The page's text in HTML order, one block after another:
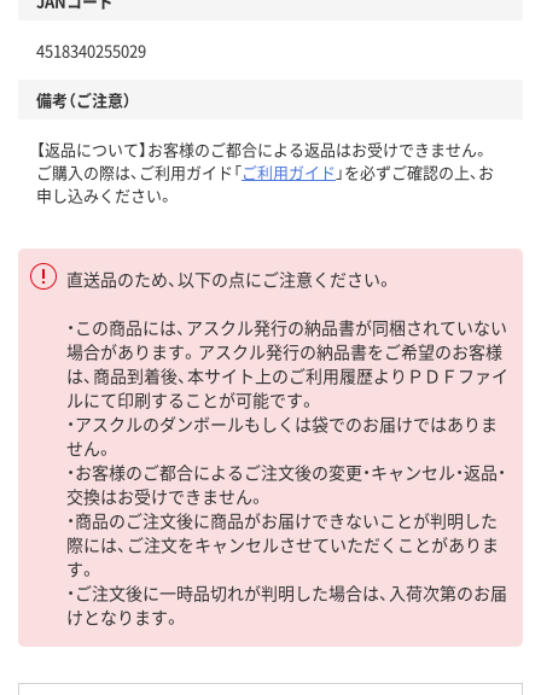
4518340255029
備考（ご注意）
【返品について】お客様のご都合による返品はお受けできません。
ご購入の際は、ご利用ガイド「ご利用ガイド 」を必ずご確認の上、お
申し込みください。
直送品のため、以下の点にご注意ください。
・この商品には、アスクル発行の納品書が同梱されていない
場合があります。アスクル発行の納品書をご希望のお客様
は、商品到着後、本サイト上のご利用履歴よりＰＤＦファイ
ルにて印刷することが可能です。
・アスクルのダンボールもしくは袋でのお届けではありま
せん。
・お客様のご都合によるご注文後の変更・キャンセル・返品・
交換はお受けできません。
・商品のご注文後に商品がお届けできないことが判明した
際には、ご注文をキャンセルさせていただくことがありま
す。
・ご注文後に一時品切れが判明した場合は、入荷次第のお届
けとなります。